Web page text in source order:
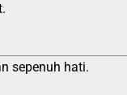
sepenuh hati.